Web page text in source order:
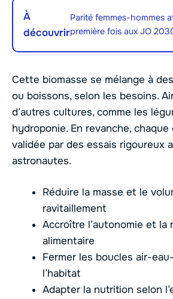
À
découvrir
Parité femmes-hommes
première fois aux JO
Cette biomasse se mélange à
ou boissons, selon les besoins.
d’autres cultures, comme les
hydroponie. En revanche,
validée par des essais rigoureux
astronautes.
Réduire la masse et le
ravitaillement
Accroître l’autonomie et la
alimentaire
Fermer les boucles air-
l’habitat
Adapter la nutrition selon